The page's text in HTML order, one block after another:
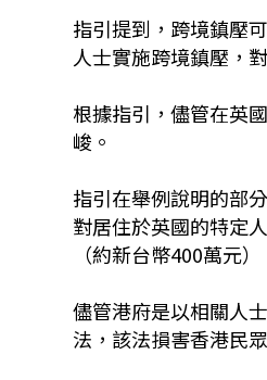
指引提到，跨境鎮壓
人士實施跨境鎮壓，
根據指引，儘管在英
峻。
指引在舉例說明的部
對居住於英國的特定
（約新台幣400萬元
儘管港府是以相關人
法，該法損害香港民